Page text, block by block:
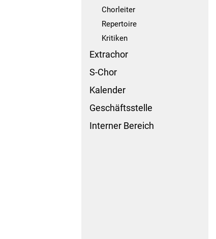
Chorleiter
Repertoire
Kritiken
Extrachor
S-Chor
Kalender
Geschäftsstelle
Interner Bereich